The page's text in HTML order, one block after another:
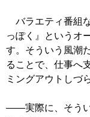
バラエティ番組
っぽく』というオ
す。そういう風潮
ることで、仕事へ
ミングアウトしづ
――実際に、そう